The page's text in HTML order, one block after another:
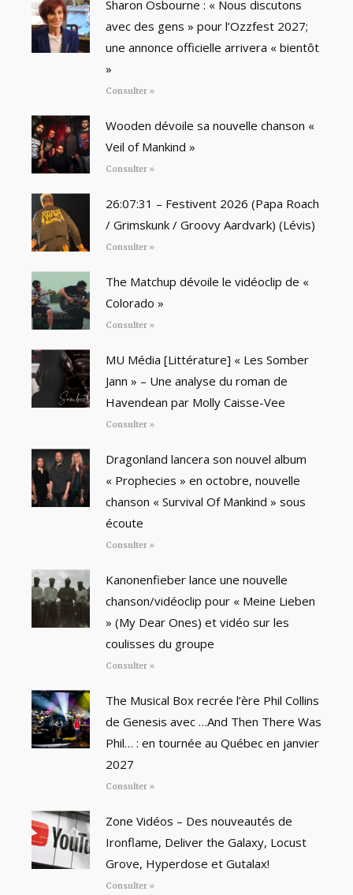
Sharon Osbourne : « Nous discutons
avec des gens » pour l’Ozzfest 2027;
une annonce officielle arrivera « bientôt
»
Consulter »
Wooden dévoile sa nouvelle chanson «
Veil of Mankind »
Consulter »
26:07:31 – Festivent 2026 (Papa Roach
/ Grimskunk / Groovy Aardvark) (Lévis)
Consulter »
The Matchup dévoile le vidéoclip de «
Colorado »
Consulter »
MU Média [Littérature] « Les Somber
Jann » – Une analyse du roman de
Havendean par Molly Caisse-Vee
Consulter »
Dragonland lancera son nouvel album
« Prophecies » en octobre, nouvelle
chanson « Survival Of Mankind » sous
écoute
Consulter »
Kanonenfieber lance une nouvelle
chanson/vidéoclip pour « Meine Lieben
» (My Dear Ones) et vidéo sur les
coulisses du groupe
Consulter »
The Musical Box recrée l’ère Phil Collins
de Genesis avec …And Then There Was
Phil… : en tournée au Québec en janvier
2027
Consulter »
Zone Vidéos – Des nouveautés de
Ironflame, Deliver the Galaxy, Locust
Grove, Hyperdose et Gutalax!
Consulter »